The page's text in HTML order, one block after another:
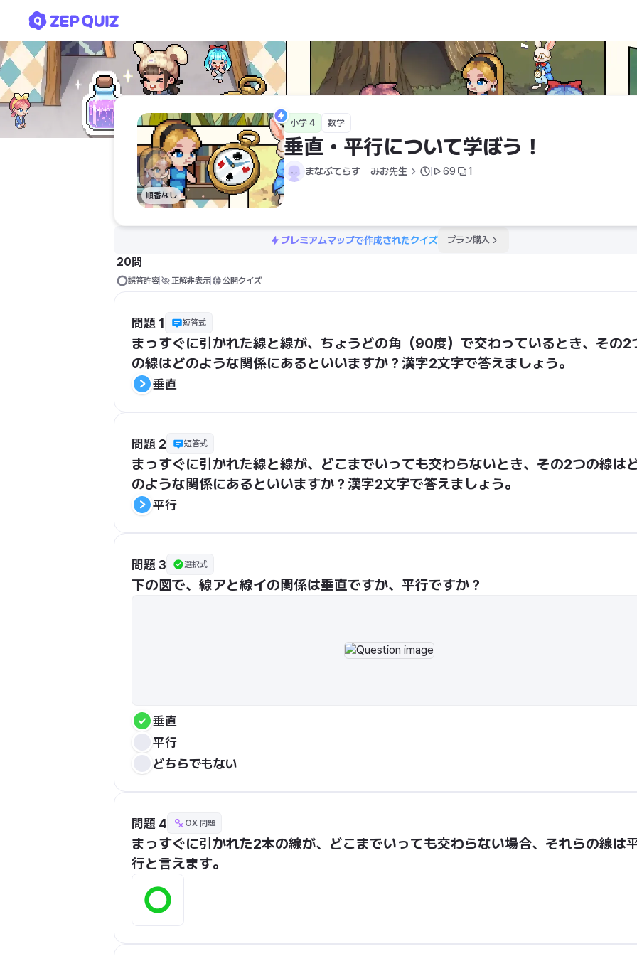
順番なし
小学 4 数学
垂直・平行について学ぼう！
まなぶてらす　みお先生 69 1
プレミアムマップで作成されたクイズ プラン購入
20問
誤答許容 正解非表示 公開クイズ
問題 1 短答式
まっすぐに引かれた線と線が、ちょうどの角（90度）で交わっているとき、その2
の線はどのような関係にあるといいますか？漢字2文字で答えましょう。
垂直
問題 2 短答式
まっすぐに引かれた線と線が、どこまでいっても交わらないとき、その2つの線は
のような関係にあるといいますか？漢字2文字で答えましょう。
平行
問題 3 選択式
下の図で、線アと線イの関係は垂直ですか、平行ですか？
垂直
平行
どちらでもない
問題 4 OX 問題
まっすぐに引かれた2本の線が、どこまでいっても交わらない場合、それらの線は
行と言えます。